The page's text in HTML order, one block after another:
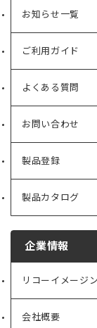
お知らせ一覧
ご利用ガイド
よくある質問
お問い合わせ
製品登録
製品カタログ
企業情報
リコーイメージ
（新
タ
会社概要
（新